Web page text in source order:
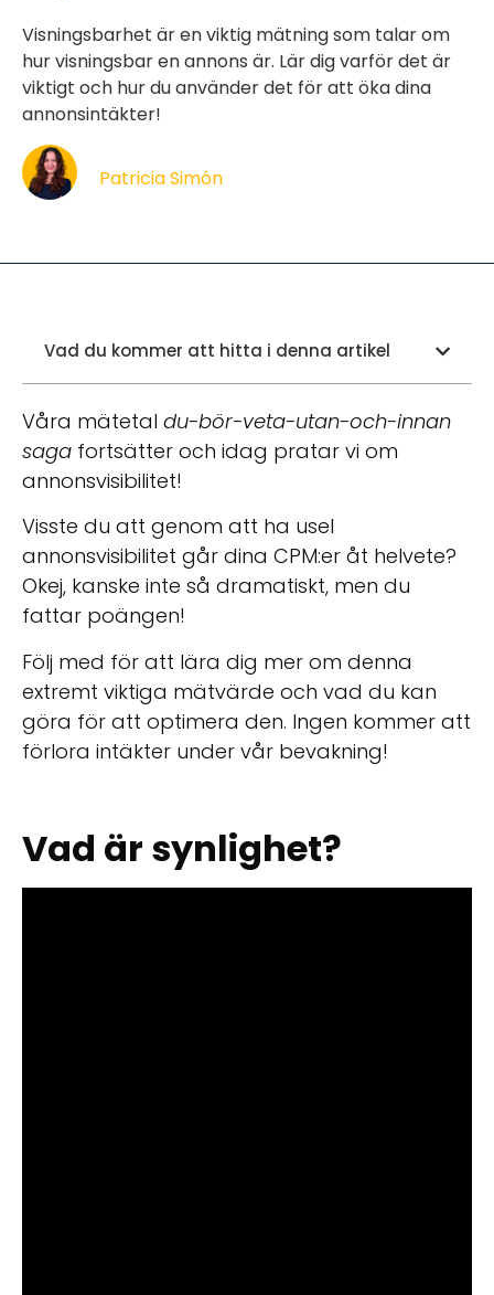
Visningsbarhet är en viktig mätning som talar om
hur visningsbar en annons är. Lär dig varför det är
viktigt och hur du använder det för att öka dina
annonsintäkter!
Patricia Simón
Vad du kommer att hitta i denna artikel
Våra mätetal du-bör-veta-utan-och-innan
saga fortsätter och idag pratar vi om
annonsvisibilitet!
Visste du att genom att ha usel
annonsvisibilitet går dina CPM:er åt helvete?
Okej, kanske inte så dramatiskt, men du
fattar poängen!
Följ med för att lära dig mer om denna
extremt viktiga mätvärde och vad du kan
göra för att optimera den. Ingen kommer att
förlora intäkter under vår bevakning!
Vad är synlighet?